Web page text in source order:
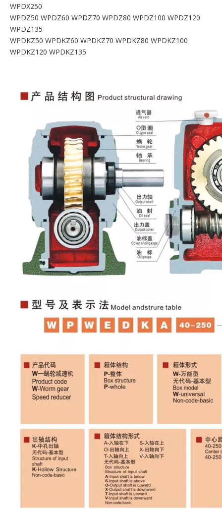
WPDX250
WPDZ50 WPDZ60 WPDZ70 WPDZ80 WPDZ100 WPDZ120
WPDZ135
WPDKZ50 WPDKZ60 WPDKZ70 WPDKZ80 WPDKZ100
WPDKZ120 WPDKZ135